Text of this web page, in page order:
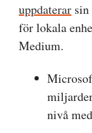
uppdaterar sin
för lokala
Medium.
nivå